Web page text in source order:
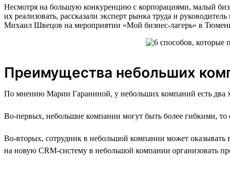
Несмотря на большую конкуренцию с корпорациями, малый
их реализовать, рассказали эксперт рынка труда и
Михаил Швецов на мероприятии «Мой бизнес-лагерь» в
Преимущества небольших
По мнению Марии Гараниной, у небольших компаний есть два
Во-первых, небольшие компании могут быть более гибкими, то
Во-вторых, сотрудник в небольшой компании может
на новую CRM-систему в небольшой компании организовать